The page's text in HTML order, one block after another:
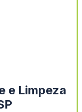
e Limpeza